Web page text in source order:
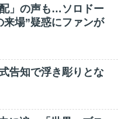
」の声も…ソロドー
場”疑惑にファンが
告知で浮き彫りとな